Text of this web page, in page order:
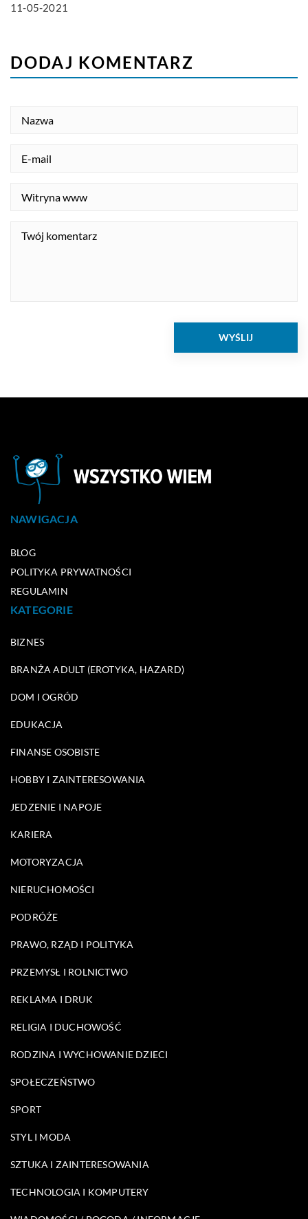
11-05-2021
DODAJ KOMENTARZ
NAWIGACJA
BLOG
POLITYKA PRYWATNOŚCI
REGULAMIN
KATEGORIE
BIZNES
BRANŻA ADULT (EROTYKA, HAZARD)
DOM I OGRÓD
EDUKACJA
FINANSE OSOBISTE
HOBBY I ZAINTERESOWANIA
JEDZENIE I NAPOJE
KARIERA
MOTORYZACJA
NIERUCHOMOŚCI
PODRÓŻE
PRAWO, RZĄD I POLITYKA
PRZEMYSŁ I ROLNICTWO
REKLAMA I DRUK
RELIGIA I DUCHOWOŚĆ
RODZINA I WYCHOWANIE DZIECI
SPOŁECZEŃSTWO
SPORT
STYL I MODA
SZTUKA I ZAINTERESOWANIA
TECHNOLOGIA I KOMPUTERY